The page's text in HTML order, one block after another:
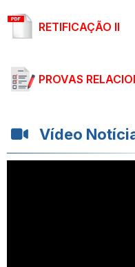
RETIFICAÇÃO II
PROVAS
Vídeo